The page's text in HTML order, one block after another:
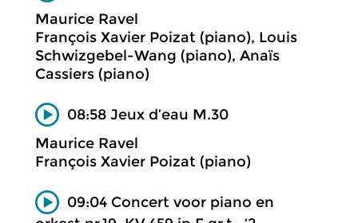
Maurice Ravel
François Xavier Poizat (piano), Louis
Schwizgebel-Wang (piano), Anaïs
Cassiers (piano)
08:58 Jeux d’eau M.30
Maurice Ravel
François Xavier Poizat (piano)
09:04 Concert voor piano en